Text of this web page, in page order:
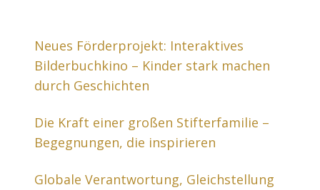
Neues Förderprojekt: Interaktives
Bilderbuchkino – Kinder stark machen
durch Geschichten
Die Kraft einer großen Stifterfamilie –
Begegnungen, die inspirieren
Globale Verantwortung, Gleichstellung